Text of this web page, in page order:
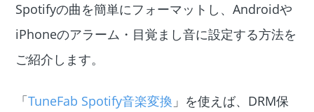
Spotifyの曲を簡単にフォーマットし、Androidや
iPhoneのアラーム・目覚まし音に設定する方法を
ご紹介します。
「TuneFab Spotify音楽変換 」を使えば、DRM保